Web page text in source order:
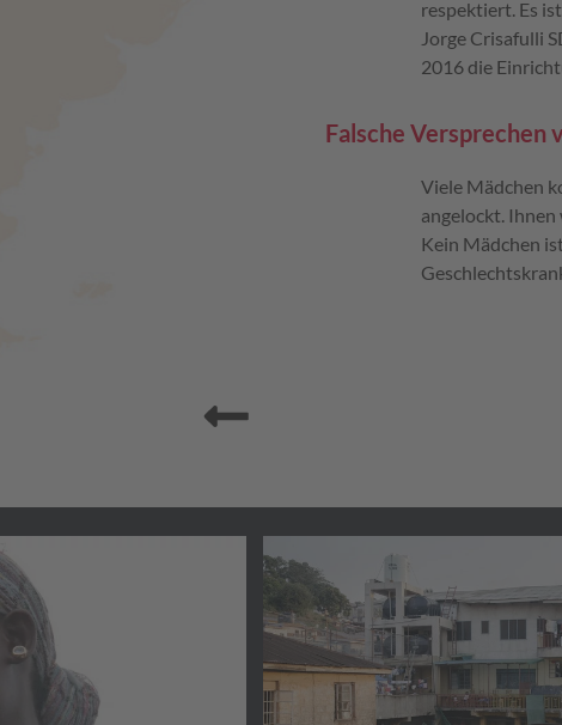
respektiert. Es
Jorge Crisafulli
2016 die
Falsche Versprechen
Viele Mädchen
angelockt.
Kein Mädchen